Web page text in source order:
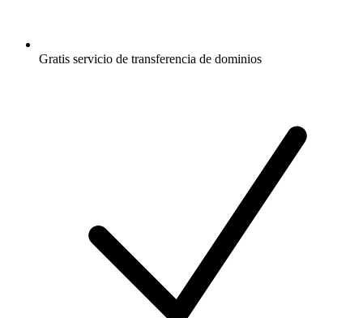
Gratis servicio de transferencia de dominios